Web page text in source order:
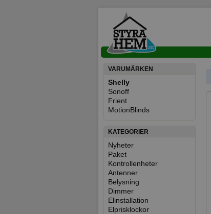
VARUMÄRKEN
Shelly
Sonoff
Frient
MotionBlinds
KATEGORIER
Nyheter
Paket
Kontrollenheter
Antenner
Belysning
Dimmer
Elinstallation
Elprisklockor